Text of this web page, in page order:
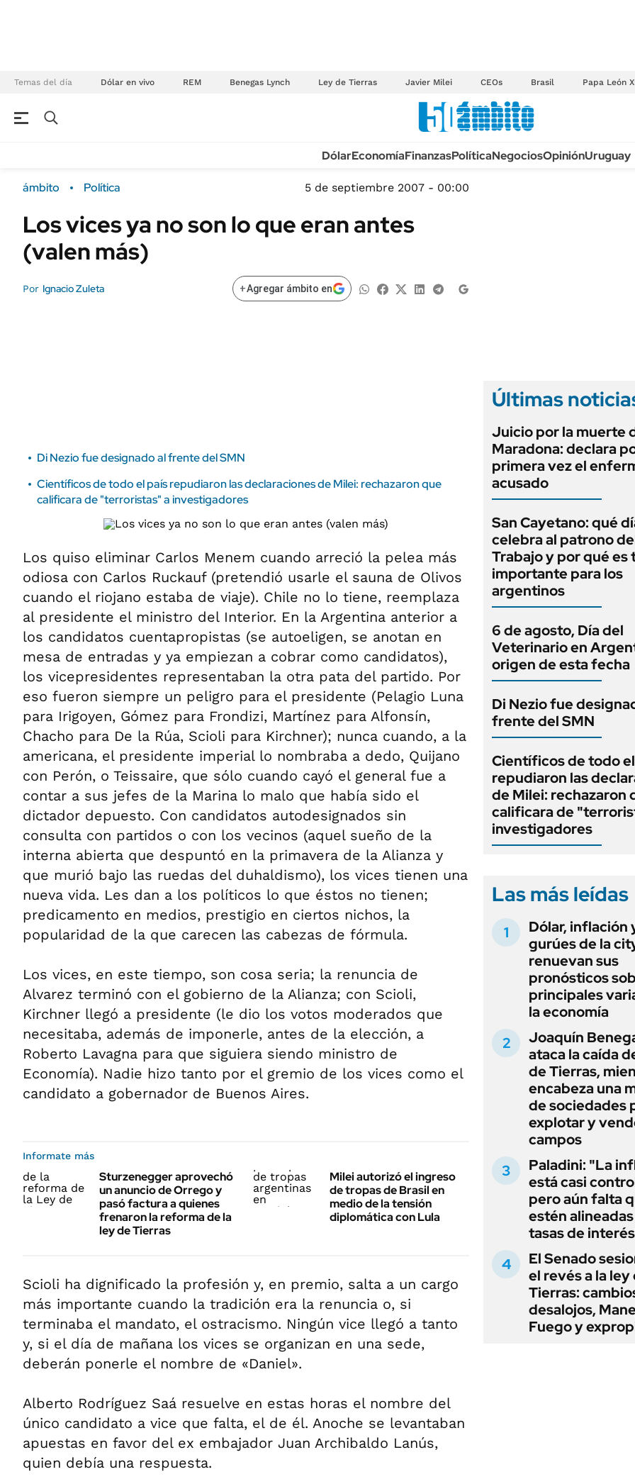
Temas del día Dólar en vivo REM Benegas Lynch Ley de Tierras Javier Milei CEOs Brasil Papa León
Campo
FINANZAS
Mercados
Sustentabilidad
POLÍTICA
TECNOLOGÍA
MÉXICO
MUNDO
DólarEconomíaFinanzasPolíticaNegociosOpiniónUruguay
ámbito Política 5 de septiembre 2007 - 00:00
Los vices ya no son lo que eran antes
(valen más)
Por Ignacio Zuleta +Agregar ámbito en
Di Nezio fue designado al frente del SMN
Científicos de todo el país repudiaron las declaraciones de Milei: rechazaron que
calificara de "terroristas" a investigadores
Los quiso eliminar Carlos Menem cuando arreció la pelea más
odiosa con Carlos Ruckauf (pretendió usarle el sauna de Olivos
cuando el riojano estaba de viaje). Chile no lo tiene, reemplaza
al presidente el ministro del Interior. En la Argentina anterior a
los candidatos cuentapropistas (se autoeligen, se anotan en
mesa de entradas y ya empiezan a cobrar como candidatos),
los vicepresidentes representaban la otra pata del partido. Por
eso fueron siempre un peligro para el presidente (Pelagio Luna
para Irigoyen, Gómez para Frondizi, Martínez para Alfonsín,
Chacho para De la Rúa, Scioli para Kirchner); nunca cuando, a la
americana, el presidente imperial lo nombraba a dedo, Quijano
con Perón, o Teissaire, que sólo cuando cayó el general fue a
contar a sus jefes de la Marina lo malo que había sido el
dictador depuesto. Con candidatos autodesignados sin
consulta con partidos o con los vecinos (aquel sueño de la
interna abierta que despuntó en la primavera de la Alianza y
que murió bajo las ruedas del duhaldismo), los vices tienen una
nueva vida. Les dan a los políticos lo que éstos no tienen;
predicamento en medios, prestigio en ciertos nichos, la
popularidad de la que carecen las cabezas de fórmula.
Los vices, en este tiempo, son cosa seria; la renuncia de
Alvarez terminó con el gobierno de la Alianza; con Scioli,
Kirchner llegó a presidente (le dio los votos moderados que
necesitaba, además de imponerle, antes de la elección, a
Roberto Lavagna para que siguiera siendo ministro de
Economía). Nadie hizo tanto por el gremio de los vices como el
candidato a gobernador de Buenos Aires.
Informate más
Sturzenegger aprovechó
un anuncio de Orrego y
pasó factura a quienes
frenaron la reforma de la
ley de Tierras
Milei autorizó el ingreso
de tropas de Brasil en
medio de la tensión
diplomática con Lula
Scioli ha dignificado la profesión y, en premio, salta a un cargo
más importante cuando la tradición era la renuncia o, si
terminaba el mandato, el ostracismo. Ningún vice llegó a tanto
y, si el día de mañana los vices se organizan en una sede,
deberán ponerle el nombre de «Daniel».
Alberto Rodríguez Saá resuelve en estas horas el nombre del
único candidato a vice que falta, el de él. Anoche se levantaban
apuestas en favor del ex embajador Juan Archibaldo Lanús,
quien debía una respuesta.
Últimas
Juicio por la muerte
Maradona: declara
primera vez el
acusado
San Cayetano: qué
celebra al patrono
Trabajo y por qué es
importante para los
argentinos
6 de agosto, Día del
Veterinario en
origen de esta fecha
Di Nezio fue
frente del SMN
Científicos de todo
repudiaron las
de Milei: rechazaron
calificara de
investigadores
Las más leídas
Dólar, inflación
gurúes de la
renuevan sus
pronósticos
principales
la economía
Joaquín
ataca la caída
de Tierras,
encabeza una
de sociedades
explotar y
campos
Paladini: "La
está casi
pero aún falta
estén
tasas de
El Senado
el revés a la ley
Tierras:
desalojos,
Fuego y